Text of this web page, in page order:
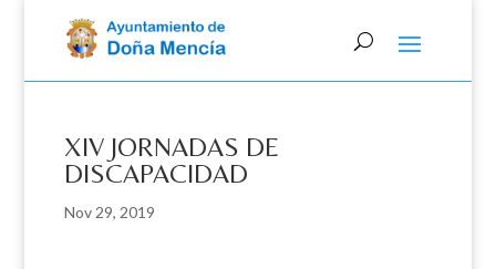
XIV JORNADAS DE
DISCAPACIDAD
Nov 29, 2019